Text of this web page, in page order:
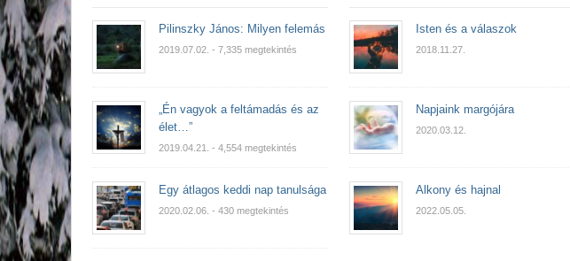
Pilinszky János: Milyen felemás
2019.07.02. - 7,335 megtekintés
„Én vagyok a feltámadás és az
élet…”
2019.04.21. - 4,554 megtekintés
Egy átlagos keddi nap tanulsága
2020.02.06. - 430 megtekintés
Isten és a válaszok
2018.11.27.
Napjaink margójára
2020.03.12.
Alkony és hajnal
2022.05.05.